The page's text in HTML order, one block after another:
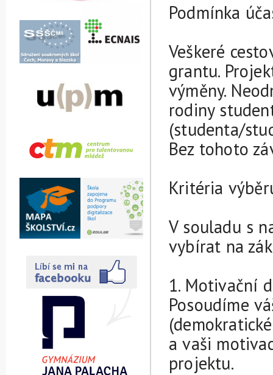
Podmínka
Veškeré
grantu.
výměny.
rodiny
(studenta/
Bez tohoto
Kritéria
V souladu s
vybírat na
1. Motivační
Posoudíme
a vaši
projektu.